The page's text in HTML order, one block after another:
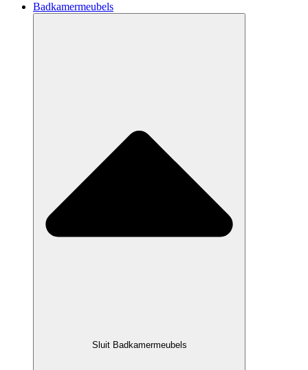
Badkamermeubels
Sluit Badkamermeubels